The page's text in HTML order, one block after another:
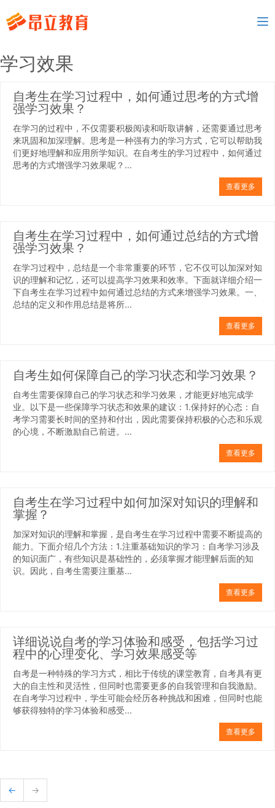
学习效果
自考生在学习过程中，如何通过思考的方式增
强学习效果？
在学习的过程中，不仅需要积极阅读和听取讲解，还需要通过思考
来巩固和加深理解。思考是一种强有力的学习方式，它可以帮助我
们更好地理解和应用所学知识。在自考生的学习过程中，如何通过
思考的方式增强学习效果呢？...
查看更多
自考生在学习过程中，如何通过总结的方式增
强学习效果？
在学习过程中，总结是一个非常重要的环节，它不仅可以加深对知
识的理解和记忆，还可以提高学习效果和效率。下面就详细介绍一
下自考生在学习过程中如何通过总结的方式来增强学习效果。一、
总结的定义和作用总结是将所...
查看更多
自考生如何保障自己的学习状态和学习效果？
自考生需要保障自己的学习状态和学习效果，才能更好地完成学
业。以下是一些保障学习状态和效果的建议：1.保持好的心态：自
考学习需要长时间的坚持和付出，因此需要保持积极的心态和乐观
的心境，不断激励自己前进。...
查看更多
自考生在学习过程中如何加深对知识的理解和
掌握？
加深对知识的理解和掌握，是自考生在学习过程中需要不断提高的
能力。下面介绍几个方法：1.注重基础知识的学习：自考学习涉及
的知识面广，有些知识是基础性的，必须掌握才能理解后面的知
识。因此，自考生需要注重基...
查看更多
详细说说自考的学习体验和感受，包括学习过
程中的心理变化、学习效果感受等
自考是一种特殊的学习方式，相比于传统的课堂教育，自考具有更
大的自主性和灵活性，但同时也需要更多的自我管理和自我激励。
在自考学习过程中，学生可能会经历各种挑战和困难，但同时也能
够获得独特的学习体验和感受...
查看更多
← →